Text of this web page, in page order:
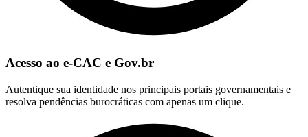
Acesso ao e-CAC e Gov.br
Autentique sua identidade nos principais portais governamentais e
resolva pendências burocráticas com apenas um clique.